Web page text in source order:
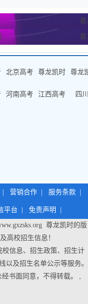
...
北京高考 尊龙凯时 尊龙
河南高考 江西高考 四
营销合作 服务条款
平台 免责声明
尊龙凯时的版
高校招生信息！
信息、招生政策、招生计
以及招生名单公示等服务。
书面同意，不得转载。 ,